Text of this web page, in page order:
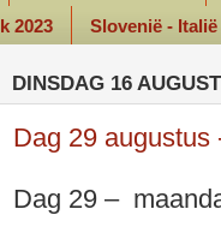
2023
Slovenië -
DINSDAG 16
Dag 29 augustus
Dag 29 –